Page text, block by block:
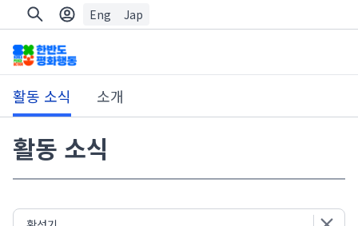
Eng Jap
활동 소식 소개
활동 소식